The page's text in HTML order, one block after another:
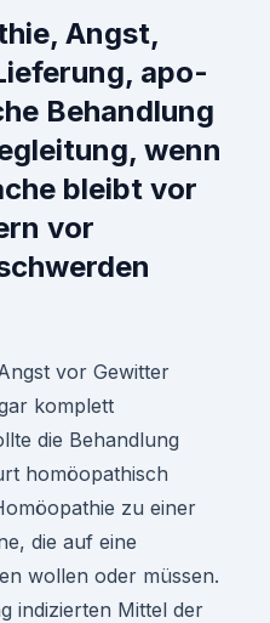
Angst,
apo-
Behandlung
wenn
bleibt vor
vor
vor Gewitter
komplett
die Behandlung
homöopathisch
zu einer
die auf eine
wollen oder müssen.
indizierten Mittel der